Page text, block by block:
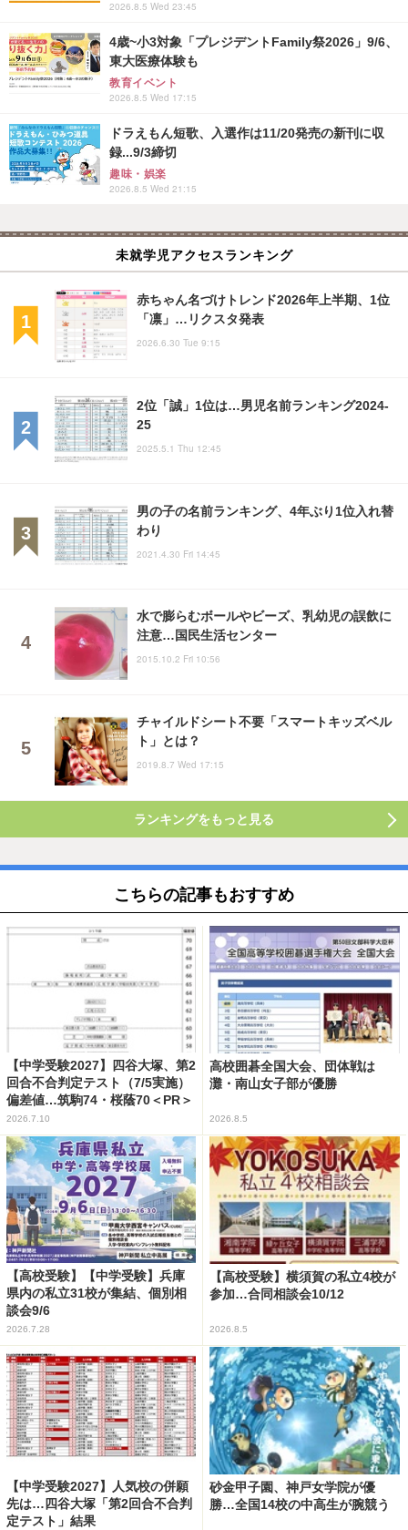
2026.8.5 Wed 23:45
4歳~小3対象「プレジデントFamily祭2026」9/6、
東大医療体験も
教育イベント
2026.8.5 Wed 17:15
ドラえもん短歌、入選作は11/20発売の新刊に収
録...9/3締切
趣味・娯楽
2026.8.5 Wed 21:15
未就学児アクセスランキング
赤ちゃん名づけトレンド2026年上半期、1位
「凛」…リクスタ発表
2026.6.30 Tue 9:15
2位「誠」1位は…男児名前ランキング2024-
25
2025.5.1 Thu 12:45
男の子の名前ランキング、4年ぶり1位入れ替
わり
2021.4.30 Fri 14:45
水で膨らむボールやビーズ、乳幼児の誤飲に
注意…国民生活センター
2015.10.2 Fri 10:56
チャイルドシート不要「スマートキッズベル
ト」とは？
2019.8.7 Wed 17:15
ランキングをもっと見る
こちらの記事もおすすめ
【中学受験2027】四谷大塚、第2
回合不合判定テスト（7/5実施）
偏差値…筑駒74・桜蔭70＜PR＞
2026.7.10
高校囲碁全国大会、団体戦は
灘・南山女子部が優勝
2026.8.5
【高校受験】【中学受験】兵庫
県内の私立31校が集結、個別相
談会9/6
2026.7.28
【高校受験】横須賀の私立4校が
参加…合同相談会10/12
2026.8.5
【中学受験2027】人気校の併願
先は…四谷大塚「第2回合不合判
定テスト」結果
砂金甲子園、神戸女学院が優
勝…全国14校の中高生が腕競う